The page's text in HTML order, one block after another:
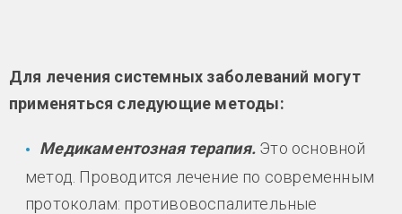
Для лечения системных заболеваний могут
применяться следующие методы:
Медикаментозная терапия. Это основной
метод. Проводится лечение по современным
протоколам: противовоспалительные